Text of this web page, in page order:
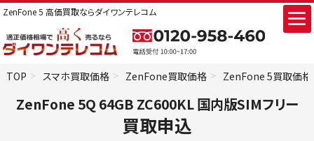
ZenFone 5 高価買取ならダイワンテレコム
TOP スマホ買取価格 ZenFone買取価格 ZenFone 5買取価格
ZenFone 5Q 64GB ZC600KL 国内版SIMフリー
買取申込